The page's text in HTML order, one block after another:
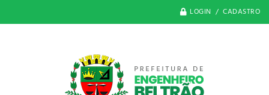
LOGIN / CADASTRO